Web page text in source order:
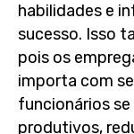
habilidades e
sucesso. Isso
pois os
importa com
funcionários
produtivos,